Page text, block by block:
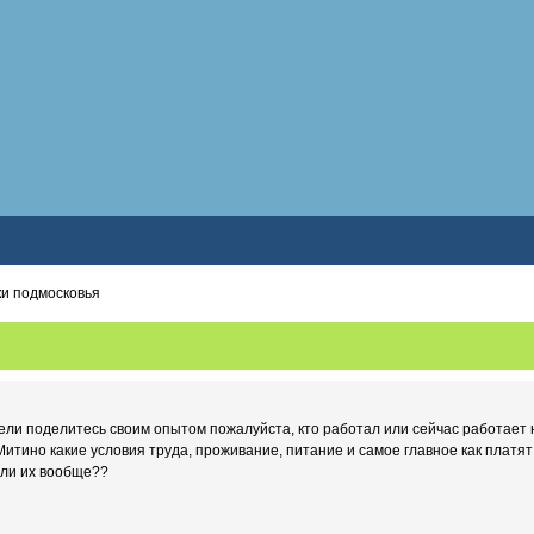
подмосковья
поделитесь своим опытом пожалуйста, кто работал или сейчас работает
какие условия труда, проживание, питание и самое главное как
их вообще??